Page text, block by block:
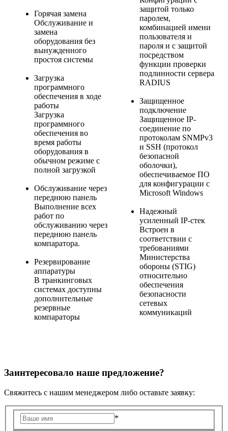
Горячая замена
Обслуживание и
замена
оборудования без
вынужденного
простоя системы
Загрузка
программного
обеспечения в ходе
работы
Загрузка
программного
обеспечения во
время работы
оборудования в
обычном режиме с
полной загрузкой
Обслуживание через
переднюю панель
Выполнение всех
работ по
обслуживанию через
переднюю панель
компаратора.
Резервирование
аппаратуры
В транкинговых
системах доступны
дополнительные
резервные
компараторы
защитой только
паролем,
комбинацией имени
пользователя и
пароля и с защитой
посредством
функции проверки
подлинности сервера
RADIUS
Защищенное
подключение
Защищенное IP-
соединение по
протоколам SNMPv3
и SSH (протокол
безопасной
оболочки),
обеспечиваемое ПО
для конфигурации с
Microsoft Windows
Надежный
усиленный IP-стек
Встроен в
соответствии с
требованиями
Министерства
обороны (STIG)
относительно
обеспечения
безопасности
сетевых
коммуникаций
Заинтересовало наше предложение?
Свяжитесь с нашим менеджером либо оставьте заявку:
*